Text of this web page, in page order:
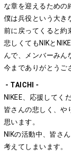
な章を迎えるための
僕は兵役という大き
前に戻ってくると約
悲しくてもNIKと
んで、メンバーみん
今までありがとうご
- TAICHI -
NIKEE、応援してく
皆さんの悲しく、や
思います。
NIKの活動中、皆さ
考えてしまいます。